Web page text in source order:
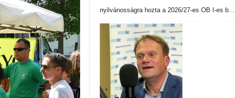
nyilvánosságra hozta a 2026/27-es OB I-es b…